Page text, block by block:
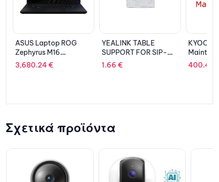
ASUS Laptop ROG
Zephyrus M16
GU604VI-NM007W
16” QHD+ Mini LED
Home/2Y/Off Black
AniMe Matrix version
3,680.24€
YEALINK TABLE
SUPPORT FOR SIP-
T21P/T21PE2
1.66 €
475
400.46
Σχετικά προϊόντα